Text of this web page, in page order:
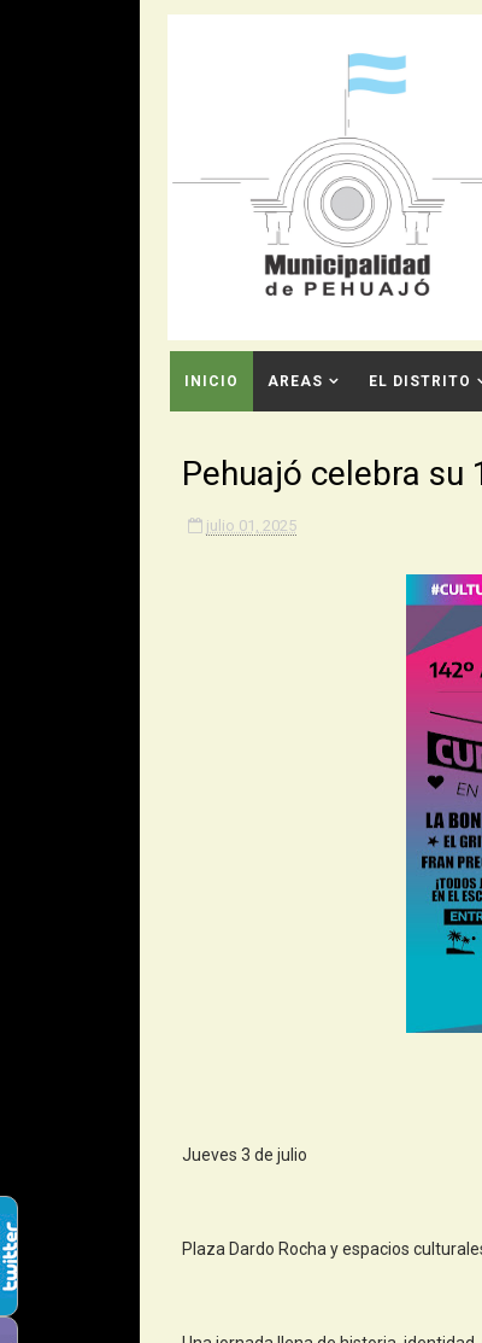
INICIO AREAS EL DISTRITO
Pehuajó celebra su
julio 01, 2025
Jueves 3 de julio
Plaza Dardo Rocha y espacios